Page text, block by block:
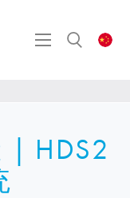
| HDS2